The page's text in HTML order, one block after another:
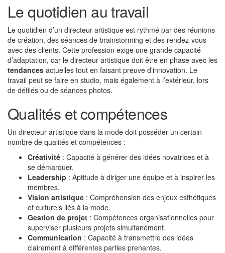
Le quotidien au travail
Le quotidien d’un directeur artistique est rythmé par des réunions
de création, des séances de brainstorming et des rendez-vous
avec des clients. Cette profession exige une grande capacité
d’adaptation, car le directeur artistique doit être en phase avec les
tendances actuelles tout en faisant preuve d’innovation. Le
travail peut se faire en studio, mais également à l’extérieur, lors
de défilés ou de séances photos.
Qualités et compétences
Un directeur artistique dans la mode doit posséder un certain
nombre de qualités et compétences :
Créativité : Capacité à générer des idées novatrices et à
se démarquer.
Leadership : Aptitude à diriger une équipe et à inspirer les
membres.
Vision artistique : Compréhension des enjeux esthétiques
et culturels liés à la mode.
Gestion de projet : Compétences organisationnelles pour
superviser plusieurs projets simultanément.
Communication : Capacité à transmettre des idées
clairement à différentes parties prenantes.